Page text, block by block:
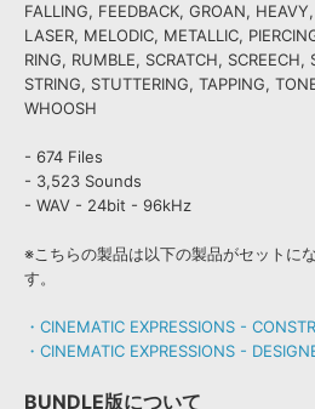
FALLING, FEEDBACK, GROAN,
LASER, MELODIC, METALLIC,
RING, RUMBLE, SCRATCH, SCREECH,
STRING, STUTTERING, TAPPING,
WHOOSH
- 674 Files
- 3,523 Sounds
- WAV - 24bit - 96kHz
※こちらの製品は以下の製品がセットに
す。
・CINEMATIC EXPRESSIONS -
・CINEMATIC EXPRESSIONS -
BUNDLE版について